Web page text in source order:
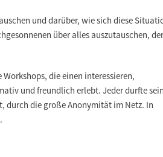
und darüber, wie sich diese
über alles auszutauschen,
die einen interessieren,
und freundlich erlebt. Jeder durfte
durch die große Anonymität im Netz. In